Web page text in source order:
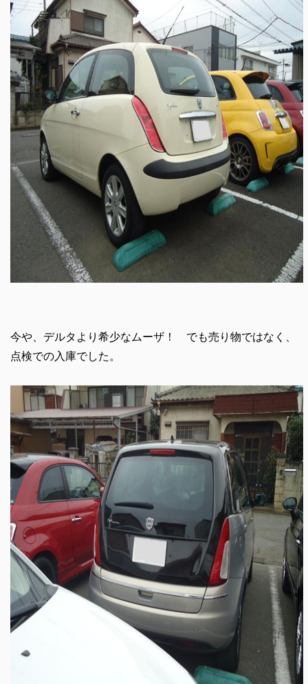
今や、デルタより希少なムーザ！ でも売り物ではなく、
点検での入庫でした。